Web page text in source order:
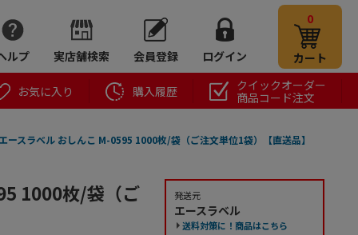
ルプ 実店舗検索 会員登録 ログイン
0
カート
お気に入り 購入履歴
クイックオーダー
商品コード注文
ースラベル おしんこ M-0595 1000枚/袋（ご注文単位1袋）【直送品】
1000枚/袋（ご 発送元
エースラベル
送料対策に！商品はこちら